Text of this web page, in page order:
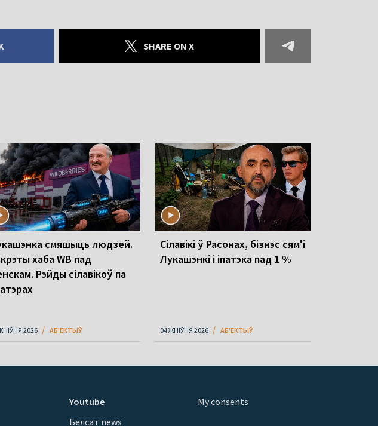
SHARE ON X
смяшыць людзей.
хаба WB пад
Рэйды сілавікоў па
2026 АБ'ЕКТЫЎ
Сілавікі ў Расонах, бізнэс сям'і
Лукашэнкі і іпатэка пад 1 %
04 ЖНІЎНЯ 2026 АБ'ЕКТЫЎ
Youtube
Белсат news
My consents